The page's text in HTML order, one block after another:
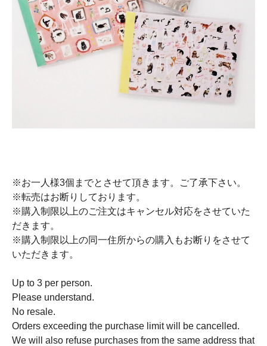
※お一人様3個までとさせて頂きます。ご了承下さい。
※転売はお断りしております。
※購入制限以上のご注文はキャンセル対応をさせていた
だきます。
※購入制限以上の同一住所からの購入もお断りをさせて
いただきます。
Up to 3 per person.
Please understand.
No resale.
Orders exceeding the purchase limit will be cancelled.
We will also refuse purchases from the same address that